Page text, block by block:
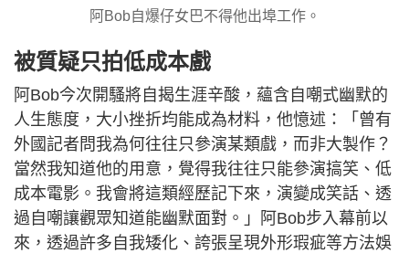
阿Bob自爆仔女巴不得他出埠工作。
被質疑只拍低成本戲
阿Bob今次開騷將自揭生涯辛酸，蘊含自嘲式幽默的
人生態度，大小挫折均能成為材料，他憶述：「曾有
外國記者問我為何往往只參演某類戲，而非大製作？
當然我知道他的用意，覺得我往往只能參演搞笑、低
成本電影。我會將這類經歷記下來，演變成笑話、透
過自嘲讓觀眾知道能幽默面對。」阿Bob步入幕前以
來，透過許多自我矮化、誇張呈現外形瑕疵等方法娛